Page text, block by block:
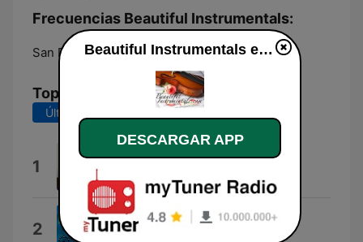
Frecuencias Beautiful Instrumentals:
San Pedro Garza Garcia: Online
Top Canciones
Últimos 7 días Últimos 30 días
1 Theme for Young Lovers
Percy Faith and His Orchestra
2 Yes, My Heart
Beautiful Instrumentals en vivo
DESCARGAR APP